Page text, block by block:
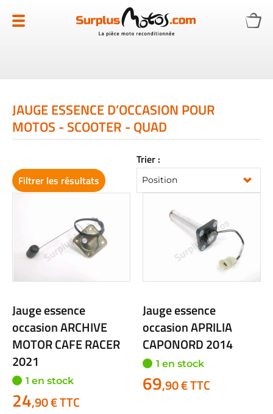
au
contenu
JAUGE ESSENCE D’OCCASION POUR
MOTOS - SCOOTER - QUAD
Trier :
Jauge essence
occasion ARCHIVE
MOTOR CAFE RACER
2021
1 en stock
24,90 € TTC
Jauge essence
occasion APRILIA
CAPONORD 2014
1 en stock
69,90 € TTC
Filtrer les résultats